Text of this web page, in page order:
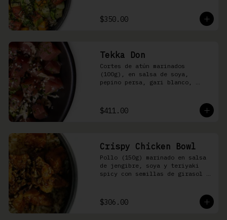
$350.00
Tekka Don
Cortes de atún marinados
(100g), en salsa de soya,
pepino persa, gari blanco,
$411.00
Crispy Chicken Bowl
Pollo (150g) marinado en salsa
de jengibre, soya y teriyaki
spicy con semillas de girasol y
$306.00